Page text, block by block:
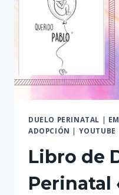
DUELO PERINATAL |
ADOPCIÓN | YOUTUBE
Libro de
Perinatal